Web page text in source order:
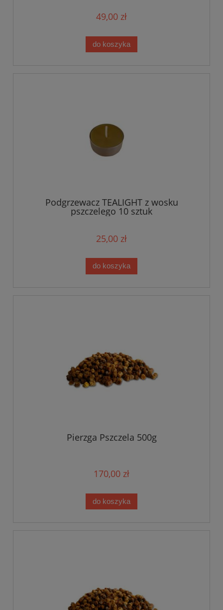
49,00 zł
do koszyka
Podgrzewacz TEALIGHT z wosku
pszczelego 10 sztuk
25,00 zł
do koszyka
Pierzga Pszczela 500g
170,00 zł
do koszyka